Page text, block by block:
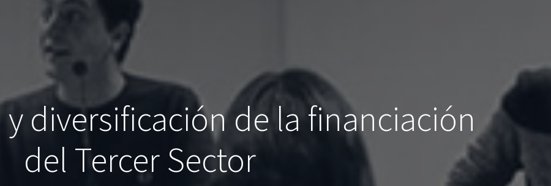
diversificación de la financiación
del Tercer Sector